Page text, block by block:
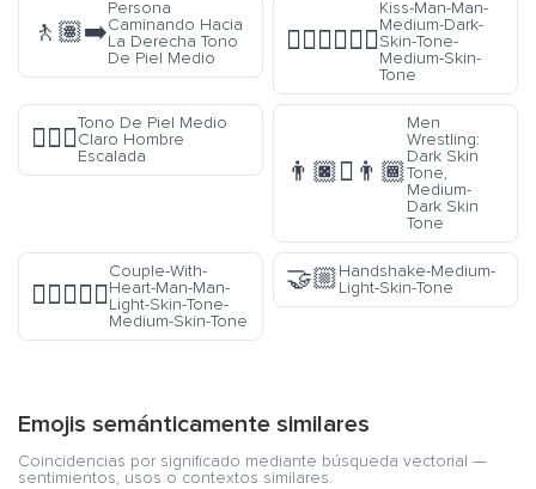
🚶🏽‍➡️
Persona
Caminando Hacia
La Derecha Tono
De Piel Medio
👨🏾‍❤️‍💋‍👨🏽
Kiss-Man-Man-
Medium-Dark-
Skin-Tone-
Medium-Skin-
Tone
🧗🏼‍♂️
Tono De Piel Medio
Claro Hombre
Escalada
👨🏿‍🫯‍👨🏾
Men
Wrestling:
Dark Skin
Tone,
Medium-
Dark Skin
Tone
👨🏻‍❤️‍👨🏽
Couple-With-
Heart-Man-Man-
Light-Skin-Tone-
Medium-Skin-Tone
🤝🏼Handshake-Medium-
Light-Skin-Tone
Emojis semánticamente similares
Coincidencias por significado mediante búsqueda vectorial —
sentimientos, usos o contextos similares.